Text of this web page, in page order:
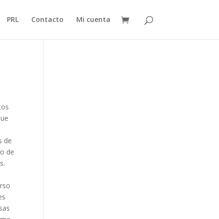
PRL Contacto Mi cuenta
de
de